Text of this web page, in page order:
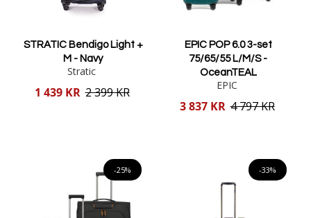
STRATIC Bendigo Light +
M - Navy
Stratic
Reducerat
1 439 KR 2 399 KR
EPIC POP 6.0 3-set
75/65/55 L/M/S -
OceanTEAL
EPIC
Reducerat
3 837 KR 4 797 KR
-25% -33%